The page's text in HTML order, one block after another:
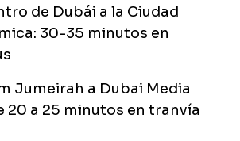
de Dubái a la Ciudad
30-35 minutos en
Jumeirah a Dubai Media
20 a 25 minutos en tranvía